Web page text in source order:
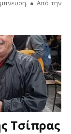
● Από την
Τσίπρας